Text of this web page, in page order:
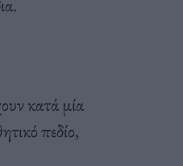
κατά μία
πεδίο,